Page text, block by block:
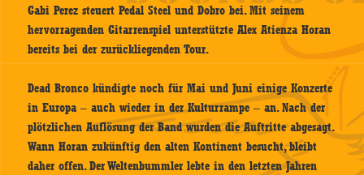
Gabi Perez steuert Pedal Steel und Dobro bei. Mit seinem
hervorragenden Gitarrenspiel unterstützte Alex Atienza Horan
bereits bei der zurückliegenden Tour.
Dead Bronco kündigte noch für Mai und Juni einige Konzerte
in Europa – auch wieder in der Kulturrampe – an. Nach der
plötzlichen Auflösung der Band wurden die Auftritte abgesagt.
Wann Horan zukünftig den alten Kontinent besucht, bleibt
daher offen. Der Weltenbummler lebte in den letzten Jahren